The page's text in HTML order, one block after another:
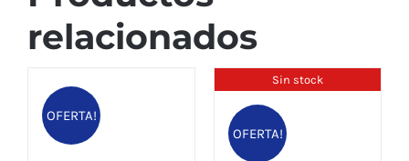
relacionados
OFERTA!
Sin stock
OFERTA!